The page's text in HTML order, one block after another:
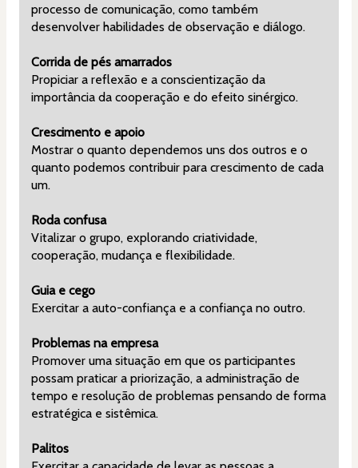
processo de comunicação, como também
desenvolver habilidades de observação e diálogo.
Corrida de pés amarrados
Propiciar a reflexão e a conscientização da
importância da cooperação e do efeito sinérgico.
Crescimento e apoio
Mostrar o quanto dependemos uns dos outros e o
quanto podemos contribuir para crescimento de cada
um.
Roda confusa
Vitalizar o grupo, explorando criatividade,
cooperação, mudança e flexibilidade.
Guia e cego
Exercitar a auto-confiança e a confiança no outro.
Problemas na empresa
Promover uma situação em que os participantes
possam praticar a priorização, a administração de
tempo e resolução de problemas pensando de forma
estratégica e sistêmica.
Palitos